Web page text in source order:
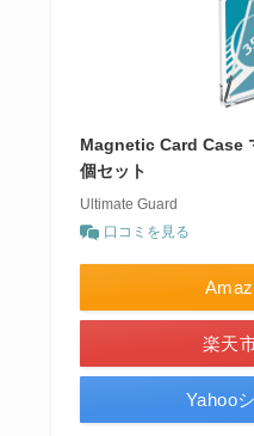
Magnetic Card Case
個セット
Ultimate Guard
口コミを見る
楽天
Yahoo